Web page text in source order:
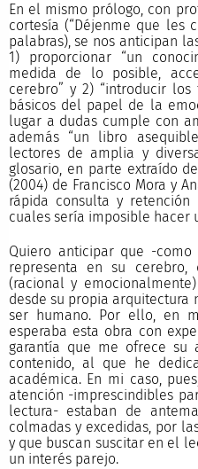
En el mismo prólogo, con
cortesía (“Déjenme que les
palabras), se nos anticipan
1) proporcionar “un
medida de lo posible,
cerebro” y 2) “introducir
básicos del papel de la
lugar a dudas cumple con
además “un libro
lectores de amplia y
glosario, en parte extraído
(2004) de Francisco Mora y
rápida consulta y
cuales sería imposible hacer
Quiero anticipar que -
representa en su
(racional y
desde su propia arquitectura
ser humano. Por ello, en
esperaba esta obra con
garantía que me ofrece su
contenido, al que he
académica. En mi caso,
atención -imprescindibles
lectura- estaban de
colmadas y excedidas, por
y que buscan suscitar en el
un interés parejo.